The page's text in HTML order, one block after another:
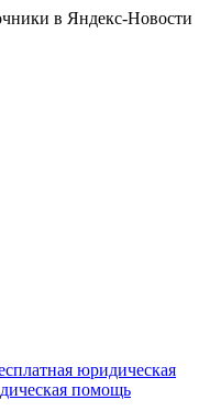
в Яндекс-Новости
юридическая
помощь